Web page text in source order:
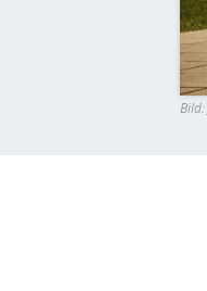
Bild: